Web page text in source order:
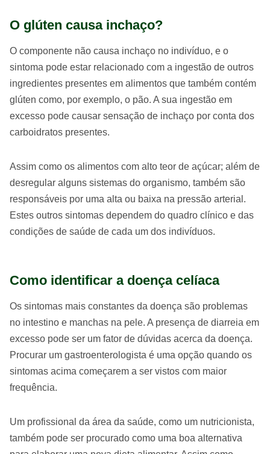
O glúten causa inchaço?
O componente não causa inchaço no indivíduo, e o
sintoma pode estar relacionado com a ingestão de outros
ingredientes presentes em alimentos que também contém
glúten como, por exemplo, o pão. A sua ingestão em
excesso pode causar sensação de inchaço por conta dos
carboidratos presentes.
Assim como os alimentos com alto teor de açúcar; além de
desregular alguns sistemas do organismo, também são
responsáveis por uma alta ou baixa na pressão arterial.
Estes outros sintomas dependem do quadro clínico e das
condições de saúde de cada um dos indivíduos.
Como identificar a doença celíaca
Os sintomas mais constantes da doença são problemas
no intestino e manchas na pele. A presença de diarreia em
excesso pode ser um fator de dúvidas acerca da doença.
Procurar um gastroenterologista é uma opção quando os
sintomas acima começarem a ser vistos com maior
frequência.
Um profissional da área da saúde, como um nutricionista,
também pode ser procurado como uma boa alternativa